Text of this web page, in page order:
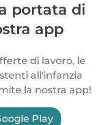
portata di
app
di lavoro, le
all'infanzia
la nostra app!
Play